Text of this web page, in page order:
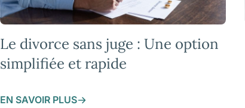
Le divorce sans juge : Une option
simplifiée et rapide
EN SAVOIR PLUS